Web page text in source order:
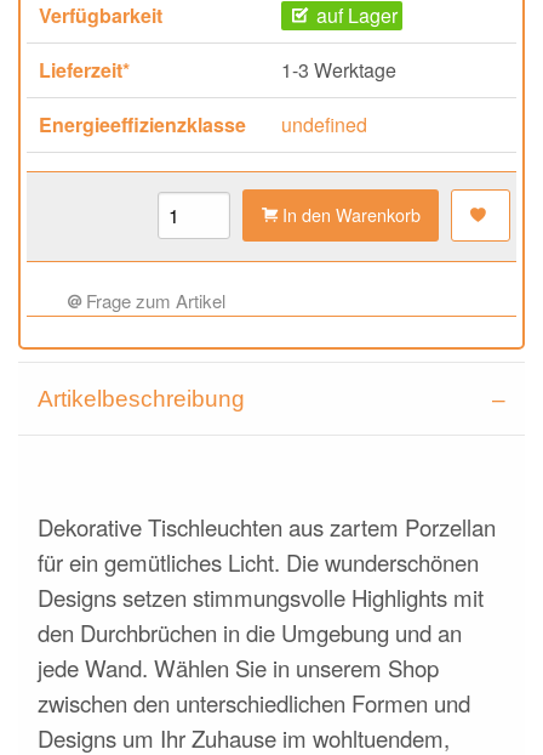
Verfügbarkeit
auf Lager
Lieferzeit*
1-3 Werktage
Energieeffizienzklasse
undefined
In den Warenkorb
Frage zum Artikel
Artikelbeschreibung
Dekorative Tischleuchten aus zartem Porzellan
für ein gemütliches Licht. Die wunderschönen
Designs setzen stimmungsvolle Highlights mit
den Durchbrüchen in die Umgebung und an
jede Wand. Wählen Sie in unserem Shop
zwischen den unterschiedlichen Formen und
Designs um Ihr Zuhause im wohltuendem,